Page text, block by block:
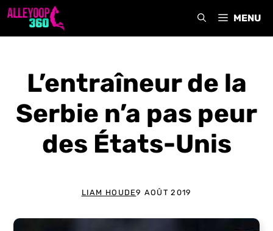
Aller
MENU
L’entraîneur de la
Serbie n’a pas peur
des États-Unis
LIAM HOUDE9 AOÛT 2019